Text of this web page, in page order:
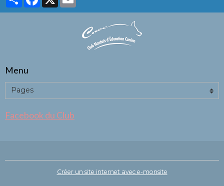
Menu
Facebook du Club
Créer un site internet avec e-monsite